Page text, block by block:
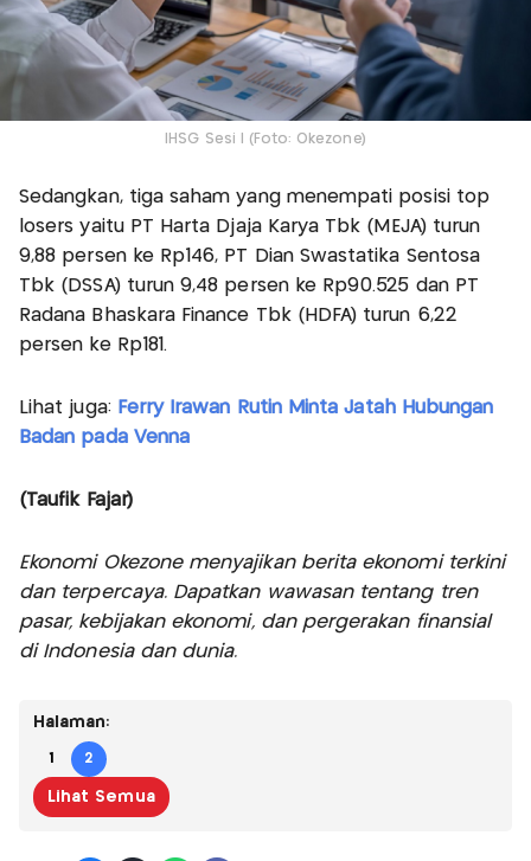
IHSG Sesi I (Foto: Okezone)
Sedangkan, tiga saham yang menempati posisi top
losers yaitu PT Harta Djaja Karya Tbk (MEJA) turun
9,88 persen ke Rp146, PT Dian Swastatika Sentosa
Tbk (DSSA) turun 9,48 persen ke Rp90.525 dan PT
Radana Bhaskara Finance Tbk (HDFA) turun 6,22
persen ke Rp181.
Lihat juga: Ferry Irawan Rutin Minta Jatah Hubungan
Badan pada Venna
(Taufik Fajar)
Ekonomi Okezone menyajikan berita ekonomi terkini
dan terpercaya. Dapatkan wawasan tentang tren
pasar, kebijakan ekonomi, dan pergerakan finansial
di Indonesia dan dunia.
Halaman:
1 2
Lihat Semua